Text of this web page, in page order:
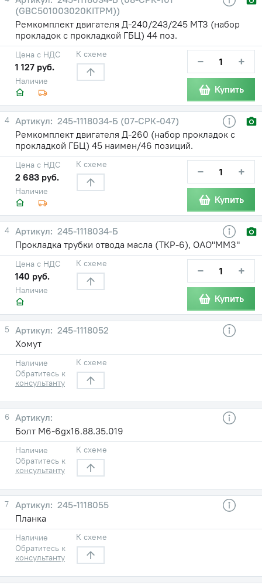
(GBC501003020KITPM))
Ремкомплект двигателя Д-240/243/245 МТЗ (набор
прокладок с прокладкой ГБЦ) 44 поз.
Наличие
Цена с НДС
1 127 руб.
К схеме − +
Купить
4
245-1118034-Б (07-СРК-047)
Ремкомплект двигателя Д-260 (набор прокладок с
прокладкой ГБЦ) 45 наимен/46 позиций.
Наличие
Цена с НДС
2 683 руб.
К схеме − +
Купить
4
245-1118034-Б
Прокладка трубки отвода масла (ТКР-6), ОАО"ММЗ"
Наличие
Цена с НДС
140 руб.
К схеме − +
Купить
5
245-1118052
Хомут
Наличие
Обратитесь к
консультанту
К схеме
6
Болт М6-6gх16.88.35.019
Наличие
Обратитесь к
консультанту
К схеме
7
245-1118055
Планка
Наличие
Обратитесь к
консультанту
К схеме